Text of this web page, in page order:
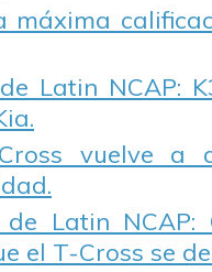
máxima
Latin NCAP:
vuelve a
Latin NCAP:
el T-Cross se